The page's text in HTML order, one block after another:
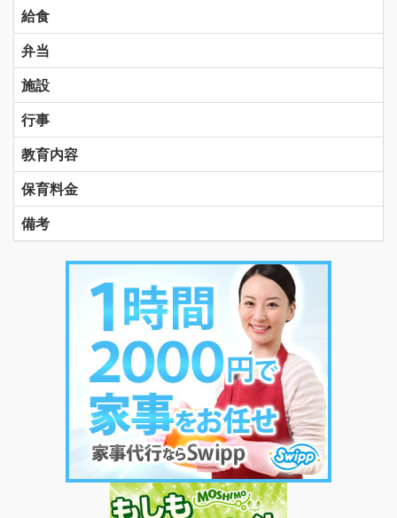
給食
弁当
施設
行事
教育内容
保育料金
備考